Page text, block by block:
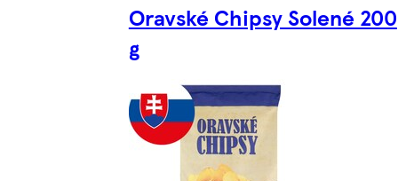
Oravské Chipsy Solené 200
g